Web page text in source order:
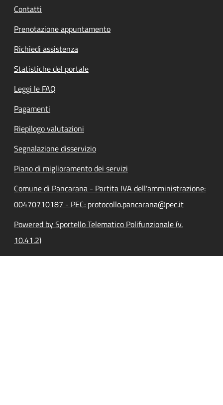
Contatti
Prenotazione appuntamento
Richiedi assistenza
Statistiche del portale
Leggi le FAQ
Pagamenti
Riepilogo valutazioni
Segnalazione disservizio
Piano di miglioramento dei servizi
Comune di Pancarana - Partita IVA dell'amministrazione:
00470710187 - PEC: protocollo.pancarana@pec.it
Powered by Sportello Telematico Polifunzionale (v.
10.41.2)